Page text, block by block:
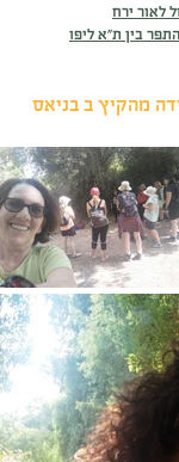
לאור ירח
התפר בין ת"א ליפו